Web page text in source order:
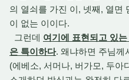
의 열쇠를 가진 이, 넷째, 열면
이 없는 이이다.
그런데 여기에 표현되고 있
은 특이하다. 왜냐하면 주님께
(에베소, 서머나, 버가모, 두아